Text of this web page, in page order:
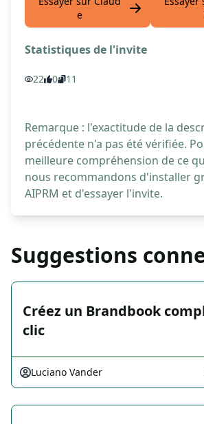
e
Statistiques de l'invite
22 0 11
Remarque : l'exactitude de la
précédente n'a pas été vérifiée.
meilleure compréhension de ce
nous recommandons d'installer
AIPRM et d'essayer l'invite.
Suggestions
Créez un Brandbook
clic
Luciano Vander